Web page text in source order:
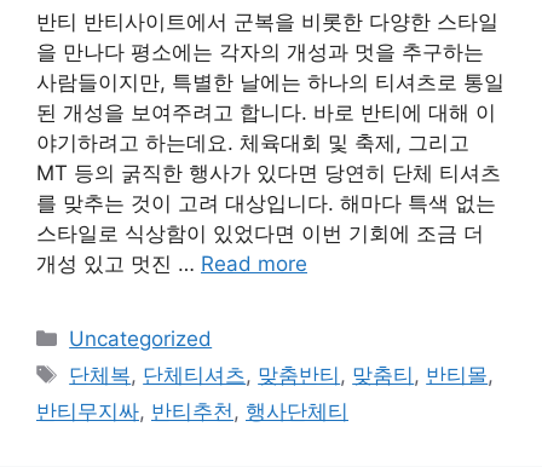
반티 반티사이트에서 군복을 비롯한 다양한 스타일
을 만나다 평소에는 각자의 개성과 멋을 추구하는
사람들이지만, 특별한 날에는 하나의 티셔츠로 통일
된 개성을 보여주려고 합니다. 바로 반티에 대해 이
야기하려고 하는데요. 체육대회 및 축제, 그리고
MT 등의 굵직한 행사가 있다면 당연히 단체 티셔츠
를 맞추는 것이 고려 대상입니다. 해마다 특색 없는
스타일로 식상함이 있었다면 이번 기회에 조금 더
개성 있고 멋진 … Read more
Categories
Uncategorized
Tags
단체복, 단체티셔츠, 맞춤반티 , 맞춤티 , 반티몰,
반티무지싸, 반티추천 , 행사단체티